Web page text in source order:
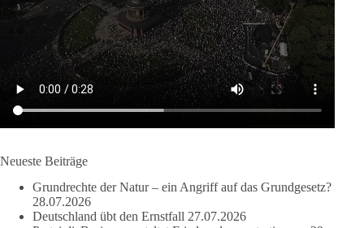
Boden, und Luft, in globale Kontrollsysteme zu überführen,
und fordert, dass Wasser und Nahrung demokratisch und lokal
bleiben, statt in die Kontrolle von Lobby-Organisationen oder
Investoren zu geraten.
Quelle:https://www.youtube.com/watch?v=1bw0gjFxu_w
#dieBasis #Wasserverbot #Propaganda #WEF
219 7 55
Neueste Beiträge
Grundrechte der Natur – ein Angriff auf das Grundgesetz?
28.07.2026
Deutschland übt den Ernstfall 27.07.2026